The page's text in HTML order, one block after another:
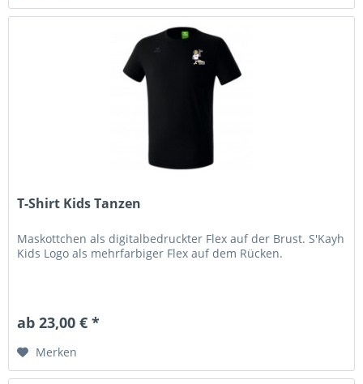
T-Shirt Kids Tanzen
Maskottchen als digitalbedruckter Flex auf der Brust. S'Kayh
Kids Logo als mehrfarbiger Flex auf dem Rücken.
ab 23,00 € *
Merken